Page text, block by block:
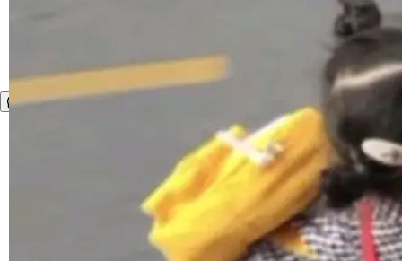
Harness 负责把能力落到真实环境中——调用工
具、读写文件、管理上下文、处理错误、完成闭
环。崔添翼招人的标...
理解、推理、生成与编辑，还仅以 8B-MoT 的轻
量大小，将能力推进到4K、更精细的真实质感、
更复杂的视觉控制和可持续迭代编辑。 相比 U
1，U1.5-Lite-Preview 在以下方向上带来了显著
提升： 原生支持4K图像生成； 更精细的局部纹
理、细节与真实世界质感； 更准确的中英文文字
生成与复杂版式组织； 更稳定的图...